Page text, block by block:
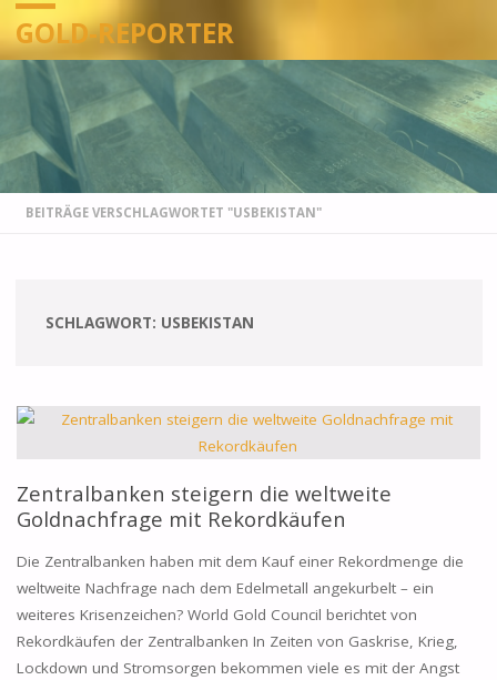
GOLD-REPORTER
STARTSEITE
BEITRÄGE VERSCHLAGWORTET "USBEKISTAN"
SCHLAGWORT: USBEKISTAN
Zentralbanken steigern die weltweite
Goldnachfrage mit Rekordkäufen
Die Zentralbanken haben mit dem Kauf einer Rekordmenge die
weltweite Nachfrage nach dem Edelmetall angekurbelt – ein
weiteres Krisenzeichen? World Gold Council berichtet von
Rekordkäufen der Zentralbanken In Zeiten von Gaskrise, Krieg,
Lockdown und Stromsorgen bekommen viele es mit der Angst